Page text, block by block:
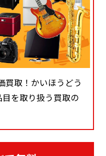
買取！かいほうどう
を取り扱う買取の